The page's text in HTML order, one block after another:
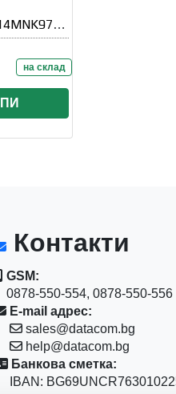
4800
на склад
Контакти
GSM:
0878-550-554, 0878-550-556
E-mail адрес:
sales@datacom.bg
help@datacom.bg
Банкова сметка:
IBAN: